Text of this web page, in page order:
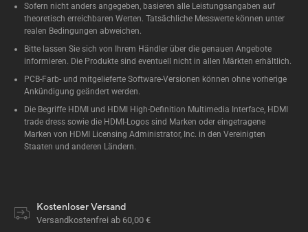
Sofern nicht anders angegeben, basieren alle Leistungsangaben auf
theoretisch erreichbaren Werten. Tatsächliche Messwerte können unter
realen Bedingungen abweichen.
Bitte lassen Sie sich von Ihrem Händler über die genauen Angebote
informieren. Die Produkte sind eventuell nicht in allen Märkten erhältlich.
PCB-Farb- und mitgelieferte Software-Versionen können ohne vorherige
Ankündigung geändert werden.
Die Begriffe HDMI und HDMI High-Definition Multimedia Interface, HDMI
trade dress sowie die HDMI-Logos sind Marken oder eingetragene
Marken von HDMI Licensing Administrator, Inc. in den Vereinigten
Staaten und anderen Ländern.
Kostenloser Versand
Versandkostenfrei ab 60,00 €